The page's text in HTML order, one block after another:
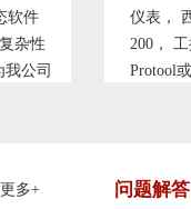
子可编程序控制器S7-
组态软件WINCC或
态王。 使用在生产塑料
更多+ 问题解答